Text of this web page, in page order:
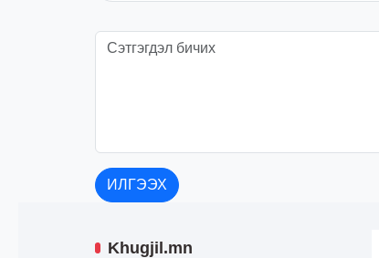
ИЛГЭЭХ
Khugjil.mn